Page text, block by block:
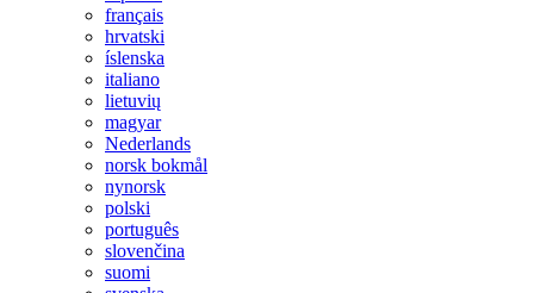
français
hrvatski
íslenska
italiano
lietuvių
magyar
Nederlands
norsk bokmål
nynorsk
polski
português
slovenčina
suomi